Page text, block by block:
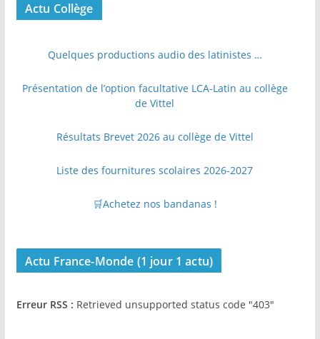
Actu Collège
Quelques productions audio des latinistes …
Présentation de l’option facultative LCA-Latin au collège
de Vittel
Résultats Brevet 2026 au collège de Vittel
Liste des fournitures scolaires 2026-2027
🛒Achetez nos bandanas !
Actu France-Monde (1 jour 1 actu)
Erreur RSS : Retrieved unsupported status code "403"